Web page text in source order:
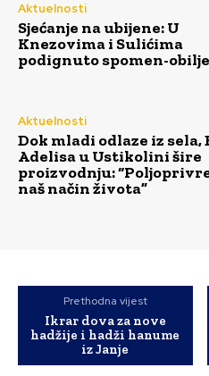
Aktuelnosti
Sjećanje na ubijene: U
Knezovima i Sulićima
podignuto spomen-
Aktuelnosti
Dok mladi odlaze iz sela,
Adelisa u Ustikolini šire
proizvodnju:
naš način života”
Prethodna vijest
Ikrar dova za nove
hadžije i hadži hanume
iz Janje